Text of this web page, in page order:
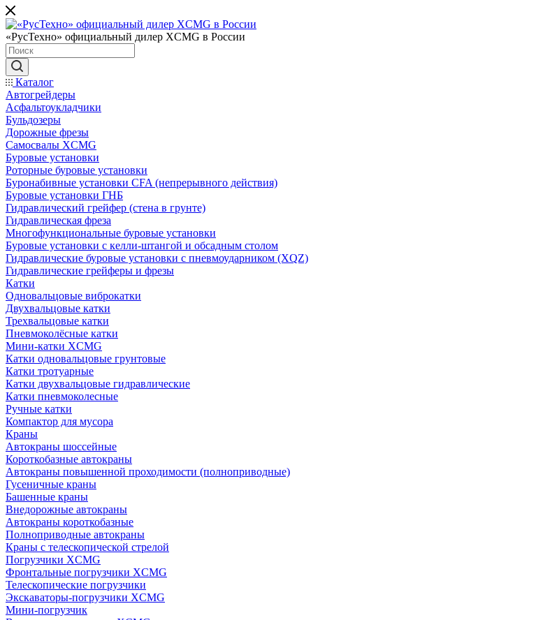
«РусТехно» официальный дилер XCMG в России
Каталог
Автогрейдеры
Асфальтоукладчики
Бульдозеры
Дорожные фрезы
Самосвалы XCMG
Буровые установки
Роторные буровые установки
Буронабивные установки CFA (непрерывного действия)
Буровые установки ГНБ
Гидравлический грейфер (стена в грунте)
Гидравлическая фреза
Многофункциональные буровые установки
Буровые установки с келли-штангой и обсадным столом
Гидравлические буровые установки с пневмоударником (XQZ)
Гидравлические грейферы и фрезы
Катки
Одновальцовые виброкатки
Двухвальцовые катки
Трехвальцовые катки
Пневмоколёсные катки
Мини-катки XCMG
Катки одновальцовые грунтовые
Катки тротуарные
Катки двухвальцовые гидравлические
Катки пневмоколесные
Ручные катки
Компактор для мусора
Краны
Автокраны шоссейные
Короткобазные автокраны
Автокраны повышенной проходимости (полноприводные)
Гусеничные краны
Башенные краны
Внедорожные автокраны
Автокраны короткобазные
Полноприводные автокраны
Краны с телескопической стрелой
Погрузчики XCMG
Фронтальные погрузчики XCMG
Телескопические погрузчики
Экскаваторы-погрузчики XCMG
Мини-погрузчик